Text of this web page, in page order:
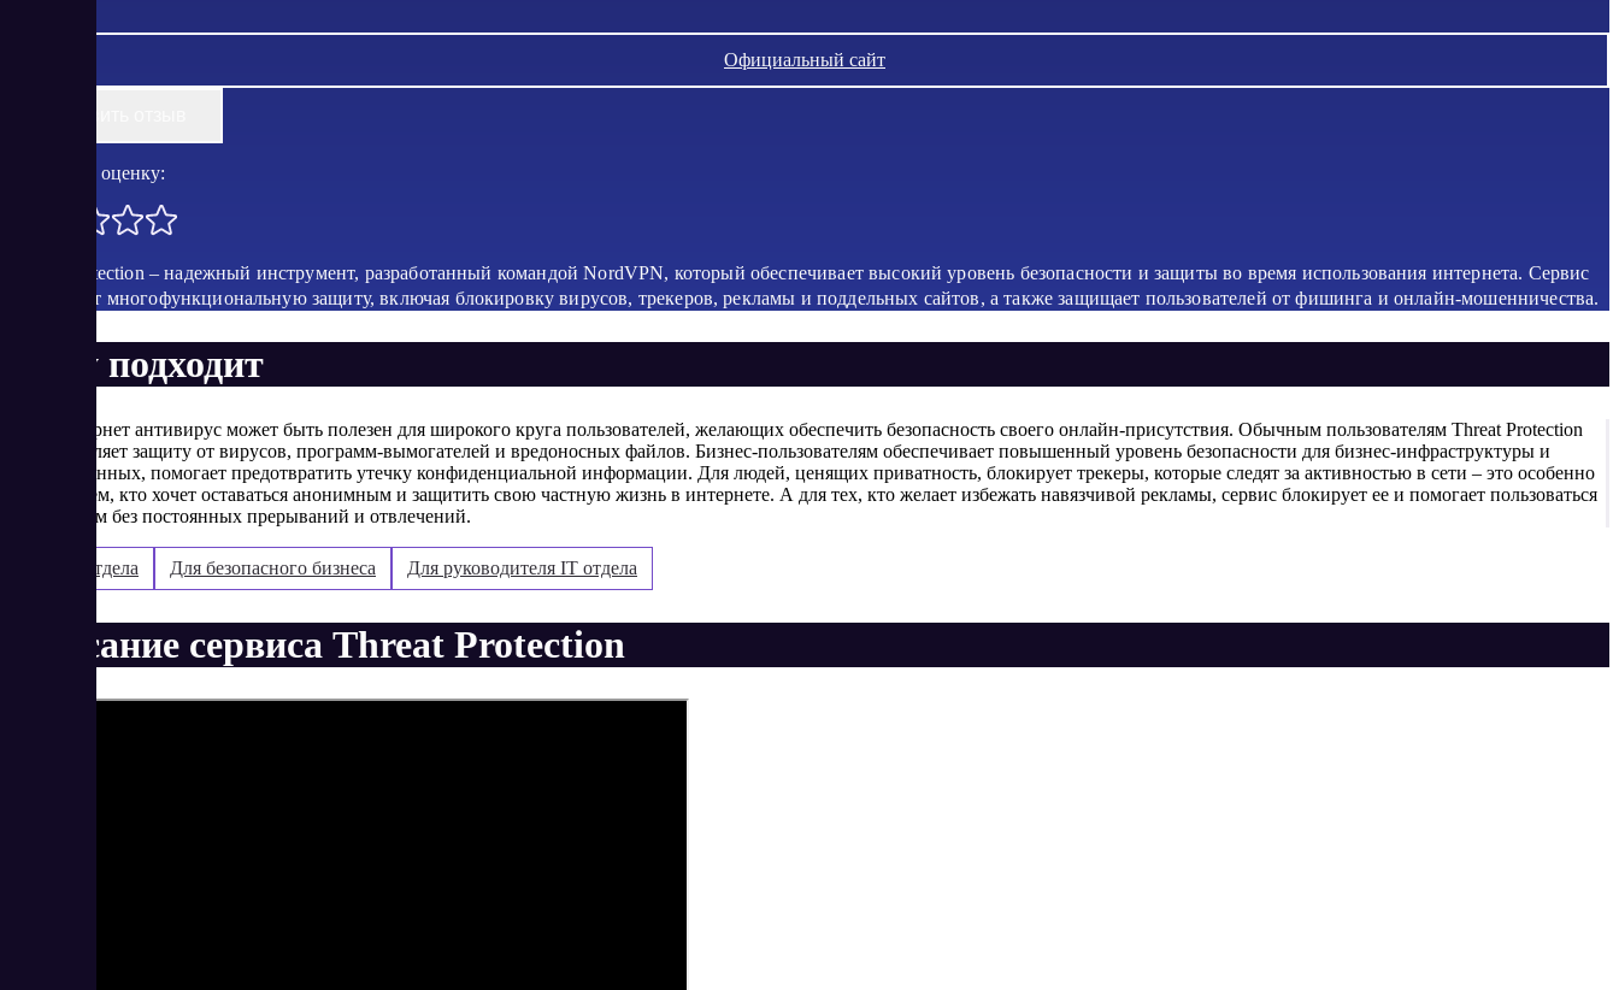
Официальный сайт
Поставить оценку:
Threat Protection – надежный инструмент, разработанный командой NordVPN, который обеспечивает высокий уровень безопасности и защиты во время использования интернета. Сервис
предлагает многофункциональную защиту, включая блокировку вирусов, трекеров, рекламы и поддельных сайтов, а также защищает пользователей от фишинга и онлайн-мошенничества.
Кому подходит
Этот интернет антивирус может быть полезен для широкого круга пользователей, желающих обеспечить безопасность своего онлайн-присутствия. Обычным пользователям Threat Protection
предоставляет защиту от вирусов, программ-вымогателей и вредоносных файлов. Бизнес-пользователям обеспечивает повышенный уровень безопасности для бизнес-инфраструктуры и
ценных данных, помогает предотвратить утечку конфиденциальной информации. Для людей, ценящих приватность, блокирует трекеры, которые следят за активностью в сети – это особенно
полезно тем, кто хочет оставаться анонимным и защитить свою частную жизнь в интернете. А для тех, кто желает избежать навязчивой рекламы, сервис блокирует ее и помогает пользоваться
интернетом без постоянных прерываний и отвлечений.
Для IT-отдела Для безопасного бизнеса Для руководителя IT отдела
Описание сервиса Threat Protection